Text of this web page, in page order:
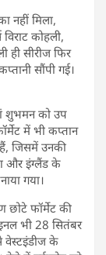
नहीं मिला,
कोहली,
ही सीरीज फिर
सौंपी गई।
शुभमन को उप
में भी कप्तान
जिसमें उनकी
और इंग्लैंड के
गया।
फॉर्मेट की
भी 28 सितंबर
वेस्टइंडीज के